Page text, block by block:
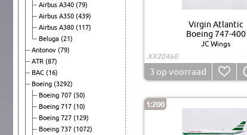
Airbus A340 (79)
Airbus A350 (439)
Airbus A380 (117)
Beluga (21)
Antonov (79)
ATR (87)
BAC (16)
Boeing (3292)
Boeing 707 (50)
Boeing 717 (10)
Boeing 727 (129)
Boeing 737 (1072)
Virgin Atlantic
Boeing 747-400
JC Wings
XX20460
3 op voorraad
1:200